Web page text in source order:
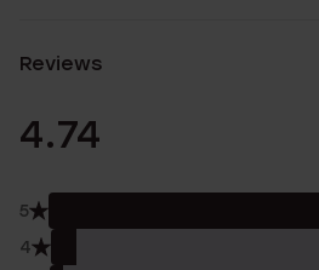
Reviews
4.74
5
4